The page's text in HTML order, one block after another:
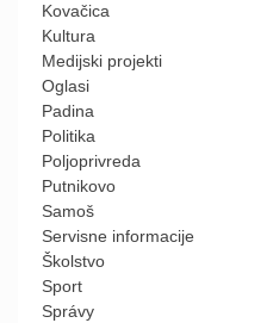
Kovačica
Kultura
Medijski projekti
Oglasi
Padina
Politika
Poljoprivreda
Putnikovo
Samoš
Servisne informacije
Školstvo
Sport
Správy